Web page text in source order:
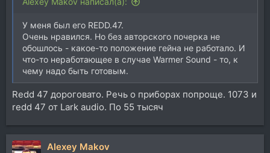
У меня был его REDD.47.
Очень нравился. Но без авторского почерка не
обошлось - какое-то положение гейна не работало. И
что-то неработающее в случае Warmer Sound - то, к
чему надо быть готовым.
Redd 47 дороговато. Речь о приборах попроще. 1073 и
redd 47 от Lark audio. По 55 тысяч
Alexey Makov